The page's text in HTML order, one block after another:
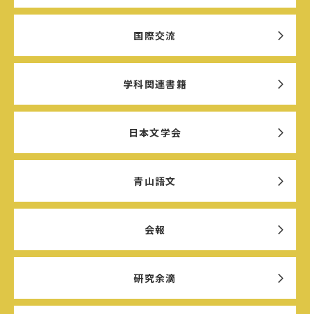
国際交流
学科関連書籍
日本文学会
青山語文
会報
研究余滴